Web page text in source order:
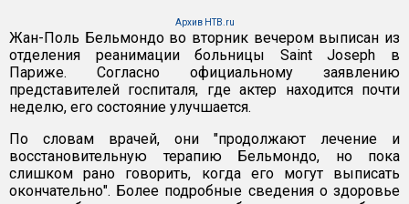
Архив НТВ.ru
Жан-Поль Бельмондо во вторник вечером выписан из
отделения реанимации больницы Saint Joseph в
Париже. Согласно официальному заявлению
представителей госпиталя, где актер находится почти
неделю, его состояние улучшается.
По словам врачей, они "продолжают лечение и
восстановительную терапию Бельмондо, но пока
слишком рано говорить, когда его могут выписать
окончательно". Более подробные сведения о здоровье